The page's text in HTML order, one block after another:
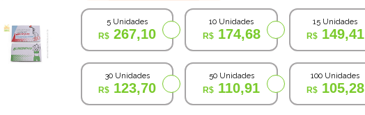
5 Unidades
267,10
10 Unidades
174,68
15 Unidades
149,41
30 Unidades
123,70
50 Unidades
110,91
100 Unidades
105,28